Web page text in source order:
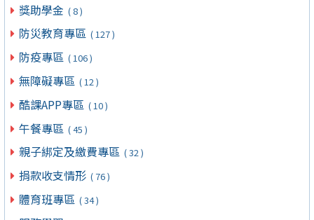
獎助學金 ( 8 )
防災教育專區 ( 127 )
防疫專區 ( 106 )
無障礙專區 ( 12 )
酷課APP專區 ( 10 )
午餐專區 ( 45 )
親子綁定及繳費專區 ( 32 )
捐款收支情形 ( 76 )
體育班專區 ( 34 )